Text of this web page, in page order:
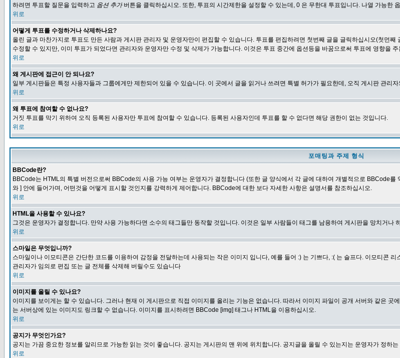
하려면 투표할 질문을 입력하고 옵션 추가버튼을 클릭하십시오. 또한, 투표의 시간제한을 설정할 수 있는데, 0 은 무한대 투표입니다. 나열 가능한
위로
어떻게 투표를 수정하거나 삭제하나요?
올린 글과 마찬가지로 투표도 만든 사람과 게시판 관리자 및 운영자만이 편집할 수 있습니다. 투표를 편집하려면 첫번째 글을 글릭하십시오(첫먼
수정할 수 있지만, 이미 투표가 되었다면 관리자와 운영자만 수정 및 삭제가 가능합니다. 이것은 투표 중간에 옵션등을 바꿈으로써 투표에 영향을
위로
왜 게시판에 접근이 안 되나요?
일부 게시판들은 특정 사용자들과 그룹에게만 제한되어 있을 수 있습니다. 이 곳에서 글을 읽거나 쓰려면 특별 허가가 필요한데, 오직 게시판 관리
위로
왜 투표에 참여할 수 없나요?
거짓 투표를 막기 위하여 오직 등록된 사용자만 투표에 참여할 수 있습니다. 등록된 사용자인데 투표를 할 수 없다면 해당 권한이 없는 것입니다.
위로
포매팅과 주제 형식
BBCode란?
BBCode는 HTML의 특별 버전으로써 BBCode의 사용 가능 여부는 운영자가 결정합니다 (또한 글 양식에서 각 글에 대하여 개별적으로 BBCode
와 ] 안에 들어가며, 어떤것을 어떻게 표시할 것인지를 강력하게 제어합니다. BBCode에 대한 보다 자세한 사항은 설명서를 참조하십시오.
위로
HTML을 사용할 수 있나요?
그것은 운영자가 결정합니다. 만약 사용 가능하다면 소수의 태그들만 동작할 것입니다. 이것은 일부 사람들이 태그를 남용하여 게시판을 망치거나
위로
스마일은 무엇입니까?
스마일이나 이모티콘은 간단한 코드를 이용하여 감정을 전달하는데 사용되는 작은 이미지 입니다, 예를 들어 :) 는 기쁘다, :( 는 슬프다. 이모티콘
관리자가 임의로 편집 또는 글 전체를 삭제해 버릴수도 있습니다
위로
이미지를 올릴 수 있나요?
이미지를 보이게는 할 수 있습니다. 그러나 현재 이 게시판으로 직접 이미지를 올리는 기능은 없습니다. 따라서 이미지 파일이 공개 서버와 같은
는 서버상에 있는 이미지도 링크할 수 없습니다. 이미지를 표시하려면 BBCode [img] 태그나 HTML을 이용하십시오.
위로
공지가 무엇인가요?
공지는 가끔 중요한 정보를 알리므로 가능한 읽는 것이 좋습니다. 공지는 게시판의 맨 위에 위치합니다. 공지글을 올릴 수 있는지는 운영자가 정하
위로